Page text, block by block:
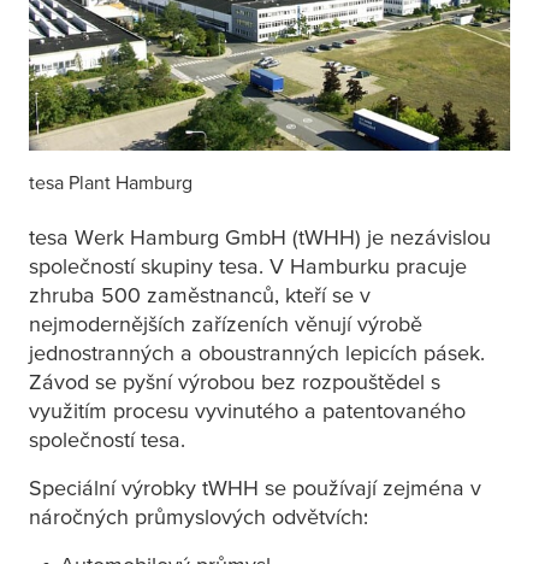
tesa Plant Hamburg
tesa Werk Hamburg GmbH (tWHH) je nezávislou
společností skupiny tesa. V Hamburku pracuje
zhruba 500 zaměstnanců, kteří se v
nejmodernějších zařízeních věnují výrobě
jednostranných a oboustranných lepicích pásek.
Závod se pyšní výrobou bez rozpouštědel s
využitím procesu vyvinutého a patentovaného
společnostítesa.
Speciální výrobky tWHH se používají zejména v
náročných průmyslových odvětvích: